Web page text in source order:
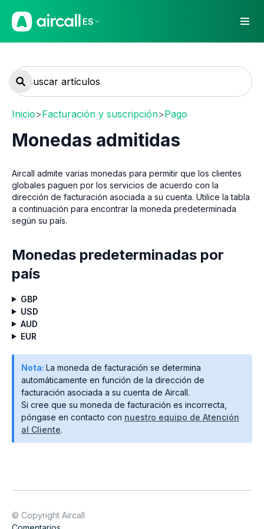
ES
Inicio>Facturación y suscripción>Pago
Monedas admitidas
Aircall admite varias monedas para permitir que los clientes
globales paguen por los servicios de acuerdo con la
dirección de facturación asociada a su cuenta. Utilice la tabla
a continuación para encontrar la moneda predeterminada
según su país.
Monedas predeterminadas por
país
GBP
USD
AUD
EUR
Nota: La moneda de facturación se determina
automáticamente en función de la dirección de
facturación asociada a su cuenta de Aircall.
Si cree que su moneda de facturación es incorrecta,
póngase en contacto con nuestro equipo de Atención
al Cliente.
© Copyright Aircall